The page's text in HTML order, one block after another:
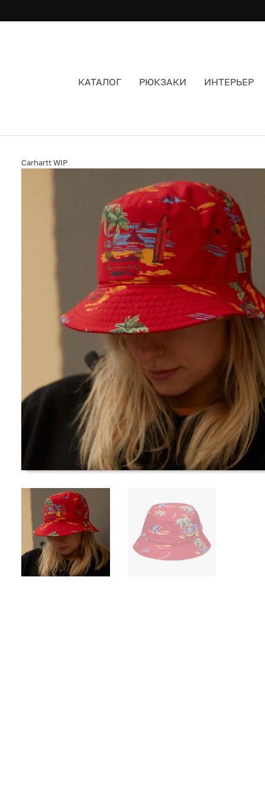
КАТАЛОГ РЮКЗАКИ ИНТЕРЬЕР
Carhartt WIP